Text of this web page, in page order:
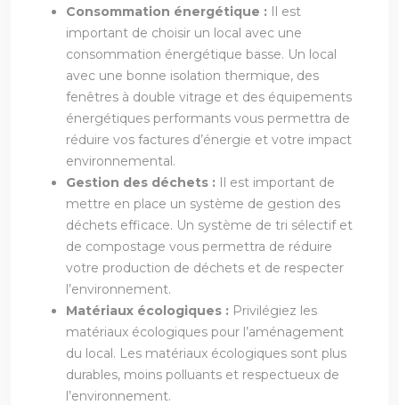
Consommation énergétique : Il est
important de choisir un local avec une
consommation énergétique basse. Un local
avec une bonne isolation thermique, des
fenêtres à double vitrage et des équipements
énergétiques performants vous permettra de
réduire vos factures d’énergie et votre impact
environnemental.
Gestion des déchets : Il est important de
mettre en place un système de gestion des
déchets efficace. Un système de tri sélectif et
de compostage vous permettra de réduire
votre production de déchets et de respecter
l’environnement.
Matériaux écologiques : Privilégiez les
matériaux écologiques pour l’aménagement
du local. Les matériaux écologiques sont plus
durables, moins polluants et respectueux de
l’environnement.